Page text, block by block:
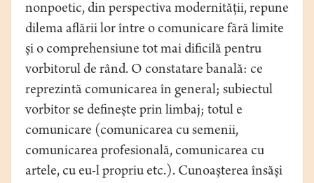
nonpoetic, din perspectiva modernităţii, repune
dilema aflării lor între o comunicare fără limite
şi o comprehensiune tot mai dificilă pentru
vorbitorul de rând. O constatare banală: ce
reprezintă comunicarea în general; subiectul
vorbitor se defineşte prin limbaj; totul e
comunicare (comunicarea cu semenii,
comunicarea profesională, comunicarea cu
artele, cu eu-l propriu etc.). Cunoaşterea însăşi